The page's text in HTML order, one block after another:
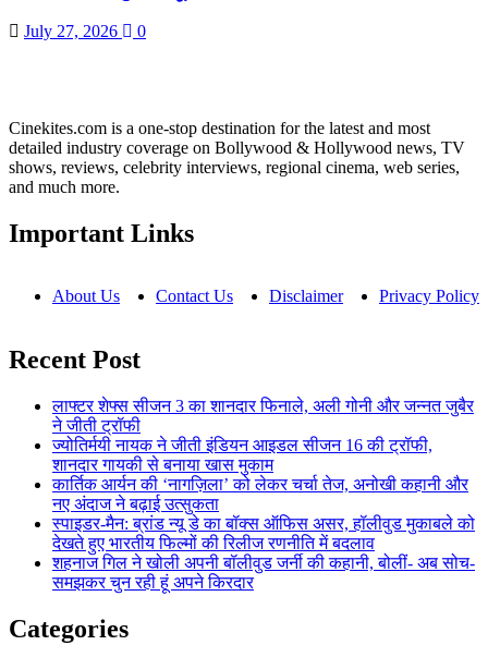
July 27, 2026 0
Cinekites.com is a one-stop destination for the latest and most
detailed industry coverage on Bollywood & Hollywood news, TV
shows, reviews, celebrity interviews, regional cinema, web series,
and much more.
Important Links
About Us Contact Us Disclaimer Privacy Policy
Recent Post
लाफ्टर शेफ्स सीजन 3 का शानदार फिनाले, अली गोनी और जन्नत जुबैर
ने जीती ट्रॉफी
ज्योतिर्मयी नायक ने जीती इंडियन आइडल सीजन 16 की ट्रॉफी,
शानदार गायकी से बनाया खास मुकाम
कार्तिक आर्यन की ‘नागज़िला’ को लेकर चर्चा तेज, अनोखी कहानी और
नए अंदाज ने बढ़ाई उत्सुकता
स्पाइडर-मैन: ब्रांड न्यू डे का बॉक्स ऑफिस असर, हॉलीवुड मुकाबले को
देखते हुए भारतीय फिल्मों की रिलीज रणनीति में बदलाव
शहनाज गिल ने खोली अपनी बॉलीवुड जर्नी की कहानी, बोलीं- अब सोच-
समझकर चुन रही हूं अपने किरदार
Categories